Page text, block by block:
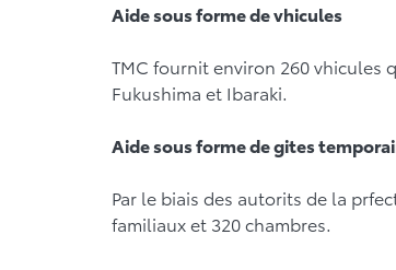
Aide sous forme de vhicules
TMC fournit environ 260 vhicules
Fukushima et Ibaraki.
Aide sous forme de gites
Par le biais des autorits de la
familiaux et 320 chambres.